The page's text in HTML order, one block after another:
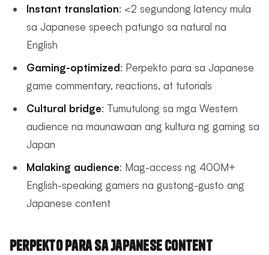
Instant translation: <2 segundong latency mula
sa Japanese speech patungo sa natural na
English
Gaming-optimized: Perpekto para sa Japanese
game commentary, reactions, at tutorials
Cultural bridge: Tumutulong sa mga Western
audience na maunawaan ang kultura ng gaming sa
Japan
Malaking audience: Mag-access ng 400M+
English-speaking gamers na gustong-gusto ang
Japanese content
Perpekto para sa Japanese Content